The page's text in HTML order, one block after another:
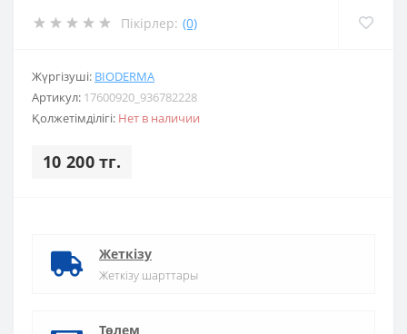
Пікірлер: (0)
Жүргізуші: BIODERMA
Артикул: 17600920_936782228
Қолжетімділігі: Нет в наличии
10 200 тг.
Жеткізу
Жеткізу шарттары
Төлем